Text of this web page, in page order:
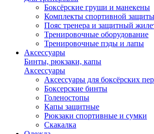
Боксёрские груши и манекены
Комплекты спортивной защиты
Пояс тренера и защитный
Тренировочные оборудование
Тренировочные пэды и лапы
Аксессуары
Бинты, рюкзаки, капы
Аксессуары
Аксессуары для боксёрских
Боксерские бинты
Голеностопы
Капы защитные
Рюкзаки спортивные и сумки
Скакалка